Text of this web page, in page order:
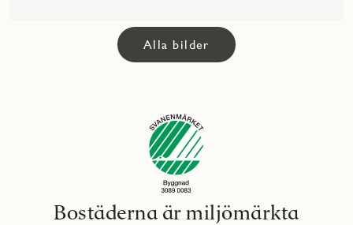
Alla bilder
Bostäderna är miljömärkta